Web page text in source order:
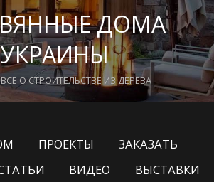
ДОМА
УКРАИНЫ
О СТРОИТЕЛЬСТВЕ ИЗ ДЕРЕВА
ПРОЕКТЫ
ЗАКАЗАТЬ
ВИДЕО
ВЫСТАВКИ